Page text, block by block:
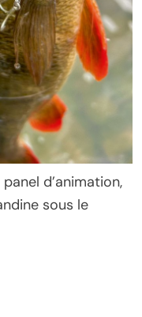
d’animation,
sous le